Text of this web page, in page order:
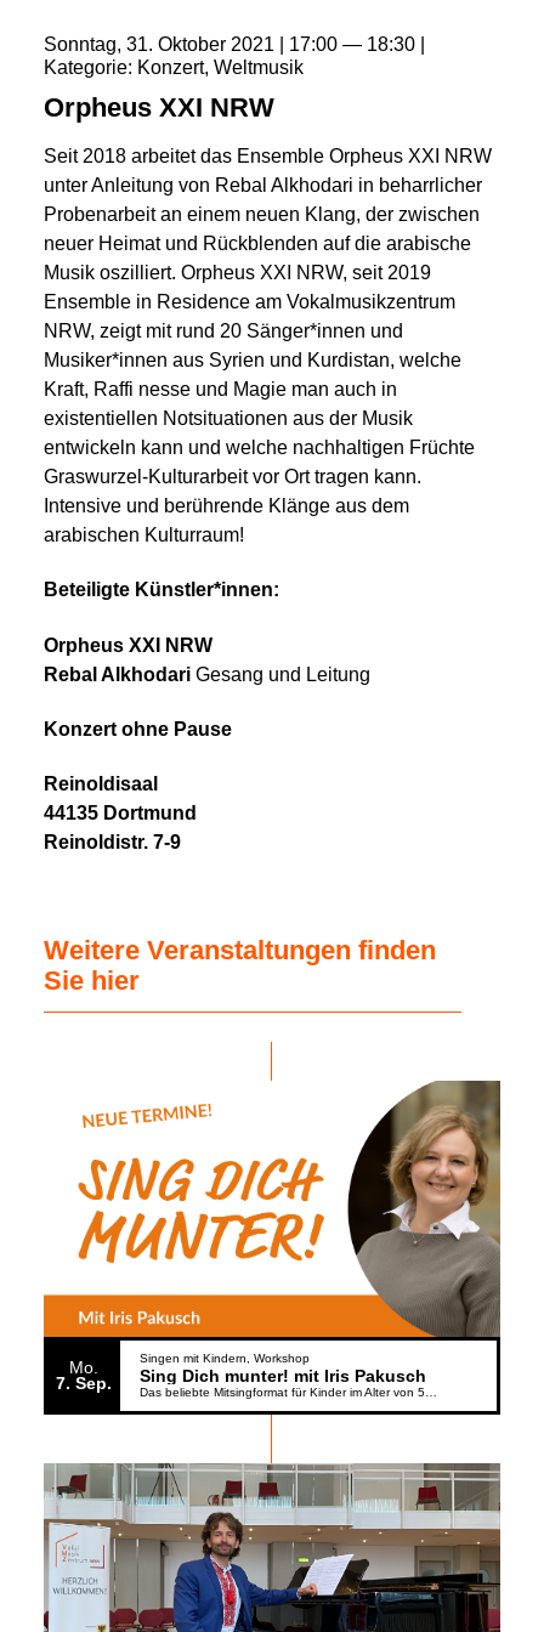
Sonntag 31 Oktober 2021 17:00
18:30
Kategorie Konzert Weltmusik
Orpheus XXI NRW
Seit 2018 arbeitet das Ensemble Orpheus XXI NRW
unter Anleitung von Rebal Alkhodari in beharrlicher
Probenarbeit an einem neuen Klang, der zwischen
neuer Heimat und Rückblenden auf die arabische
Musik oszilliert. Orpheus XXI NRW, seit 2019
Ensemble in Residence am Vokalmusikzentrum
NRW, zeigt mit rund 20 Sänger*innen und
Musiker*innen aus Syrien und Kurdistan, welche
Kraft, Raffi nesse und Magie man auch in
existentiellen Notsituationen aus der Musik
entwickeln kann und welche nachhaltigen Früchte
Graswurzel-Kulturarbeit vor Ort tragen kann.
Intensive und berührende Klänge aus dem
arabischen Kulturraum!
Beteiligte Künstler*innen:
Orpheus XXI NRW
Rebal Alkhodari Gesang und Leitung
Konzert ohne Pause
Reinoldisaal
44135 Dortmund
Reinoldistr. 7-9
Weitere Veranstaltungen finden
Sie hier
Mo.
7 Sep.
Singen mit Kindern Workshop
Sing Dich munter! mit Iris Pakusch
Das beliebte Mitsingformat für Kinder im Alter von 5 bis 6 Jahren geht weiter